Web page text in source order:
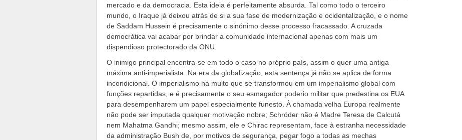
mercado e da democracia. Esta ideia é perfeitamente absurda. Tal como todo o terceiro
mundo, o Iraque já deixou atrás de si a sua fase de modernização e ocidentalização, e o nome
de Saddam Hussein é precisamente o sinónimo desse processo fracassado. A cruzada
democrática vai acabar por brindar a comunidade internacional apenas com mais um
dispendioso protectorado da ONU.
O inimigo principal encontra-se em todo o caso no próprio país, assim o quer uma antiga
máxima anti-imperialista. Na era da globalização, esta sentença já não se aplica de forma
incondicional. O imperialismo há muito que se transformou em um imperialismo global com
funções repartidas, e é precisamente o seu esmagador poderio militar que predestina os EUA
para desempenharem um papel especialmente funesto. À chamada velha Europa realmente
não pode ser imputada qualquer motivação nobre; Schröder não é Madre Teresa de Calcutá
nem Mahatma Gandhi; mesmo assim, ele e Chirac representam, face à estranha necessidade
da administração Bush de, por motivos de segurança, pegar fogo a todas as mechas